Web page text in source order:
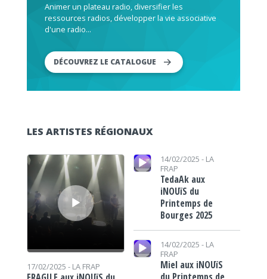
Animer un plateau radio, diversifier les
ressources radios, développer la vie associative
d'une radio...
DÉCOUVREZ LE CATALOGUE
LES ARTISTES RÉGIONAUX
Lecteur audio
17/02/2025 - LA FRAP
Lecteur audio 14/02/2025 - LA
FRAP
TedaAk aux
iNOUïS du
Printemps de
Bourges 2025
Lecteur audio
14/02/2025 - LA
FRAP
Miel aux iNOUïS